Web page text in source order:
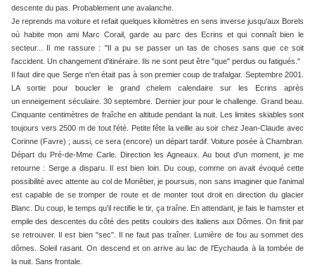
descente du pas. Probablement une avalanche.
Je reprends ma voiture et refait quelques kilomètres en sens inverse jusqu'aux Borels
où habite mon ami Marc Corail, garde au parc des Ecrins et qui connaît bien le
secteur.
.. Il me rassure : "Il a pu se passer un tas de choses sans que ce soit
l'accident. Un changement d'itinéraire. Ils ne sont peut être "que" perdus ou fatigués."
Il faut dire que Serge n'en était pas à son premier coup de trafalgar. Septembre 2001.
LA sortie pour boucler le grand chelem calendaire sur les Ecrins après
un enneigement séculaire. 30 septembre. Dernier jour pour le challenge. Grand beau.
Cinquante centimètres de fraîche en altitude pendant la nuit. Les limites skiables sont
toujours vers 2500 m de tout l'été. Petite fête la veille au soir chez Jean-Claude avec
Corinne (Favre) ; aussi, ce sera (encore) un départ tardif. Voiture posée à Chambran.
Départ du Pré-de-Mme Carle. Direction les Agneaux. Au bout d'un moment, je me
retourne : Serge a disparu. Il est bien loin. Du coup, comme on avait évoqué cette
possibilité avec attente au col de Monêtier, je poursuis, non sans imaginer que l'animal
est capable de se tromper de route et de monter tout droit en direction du glacier
Blanc. Du coup, le temps qu'il rectifie le tir, ça traîne. En attendant, je fais le hamster et
empile des descentes du côté des petits couloirs des italiens aux Dômes. On finit par
se retrouver. Il est bien "sec". Il ne faut pas traîner. Lumière de fou au sommet des
dômes. Soleil rasant. On descend et on arrive au lac de l'Eychauda à la tombée de
la nuit. Sans frontale.